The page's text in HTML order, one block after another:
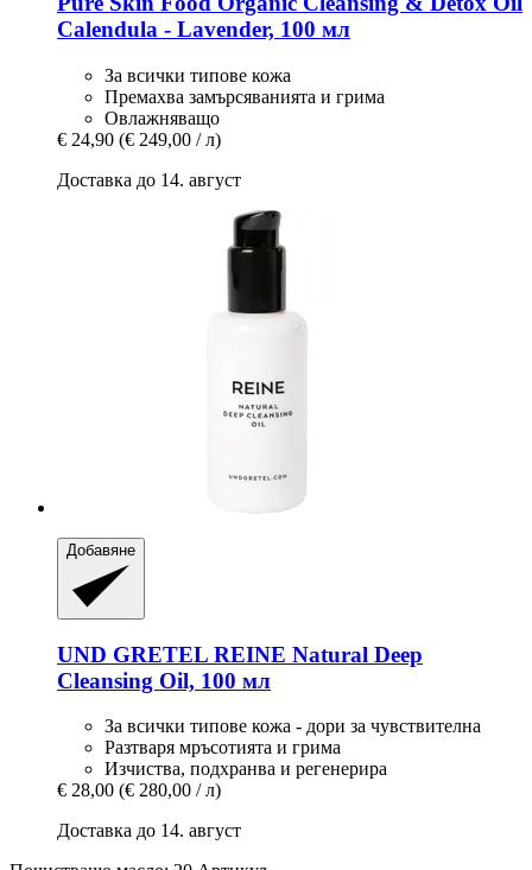
Calendula -​ Lavender, 100 мл
За всички типове кожа
Премахва замърсяванията и грима
Овлажняващо
€ 24,90 (€ 249,00 / л)
Доставка до 14. август
Добавяне
UND GRETEL REINE Natural Deep
Cleansing Oil, 100 мл
За всички типове кожа - дори за чувствителна
Разтваря мръсотията и грима
Изчиства, подхранва и регенерира
€ 28,00 (€ 280,00 / л)
Доставка до 14. август